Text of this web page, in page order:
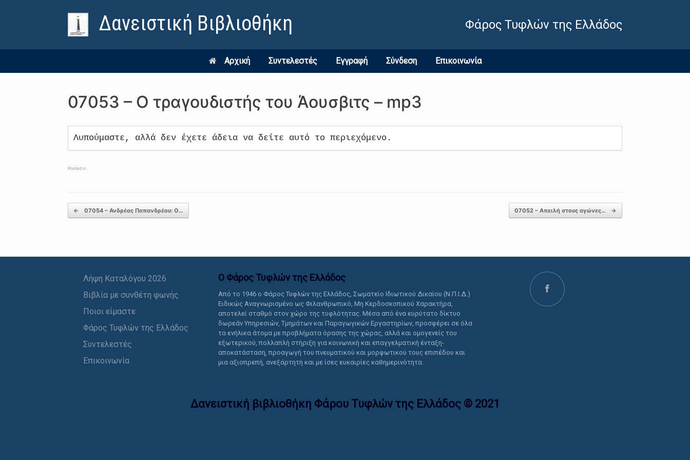
Δανειστική Βιβλιοθήκη Φάρος Τυφλών της Ελλάδος
Αρχική Συντελεστές Εγγραφή Σύνδεση Επικοινωνία
07053 – Ο τραγουδιστής του Άουσβιτς – mp3
Λυπούμαστε, αλλά δεν έχετε άδεια να δείτε αυτό το περιεχόμενο.
Posted in .
Post navigation
← 07054 – Ανδρέας Παπανδρέου: Ο… 07052 – Απειλή στους αγώνες… →
Λήψη Καταλόγου 2026
Βιβλία με συνθέτη φωνής
Ποιοι είμαστε
Φάρος Τυφλών της Ελλάδος
Συντελεστές
Επικοινωνία
Ο Φάρος Τυφλών της Ελλάδoς
Από το 1946 ο Φάρος Τυφλών της Ελλάδος, Σωματείο Ιδιωτικού Δικαίου (Ν.Π.Ι.Δ.)
Ειδικώς Αναγνωρισμένο ως Φιλανθρωπικό, Μη Κερδοσκοπικού Χαρακτήρα,
αποτελεί σταθμό στον χώρο της τυφλότητας. Μέσα από ένα ευρύτατο δίκτυο
δωρεάν Υπηρεσιών, Τμημάτων και Παραγωγικών Εργαστηρίων, προσφέρει σε όλα
τα ενήλικα άτομα με προβλήματα όρασης της χώρας, αλλά και ομογενείς του
εξωτερικού, πολλαπλή στήριξη για κοινωνική και επαγγελματική ένταξη-
αποκατάσταση, προαγωγή του πνευματικού και μορφωτικού τους επιπέδου και
μια αξιοπρεπή, ανεξάρτητη και με ίσες ευκαιρίες καθημερινότητα.
Δανειστική βιβλιοθήκη Φάρου Τυφλών της Ελλάδoς © 2021